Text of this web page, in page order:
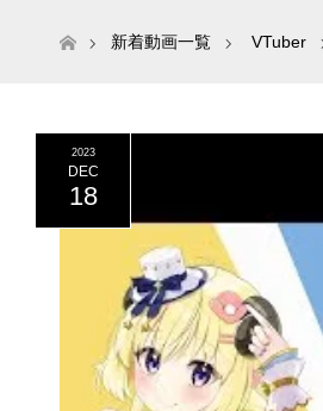
ホーム新着動画一覧 VTuber
2023
DEC
18